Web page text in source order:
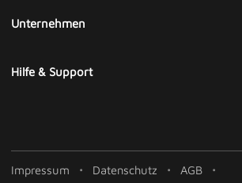
Unternehmen
Hilfe & Support
Impressum Datenschutz
AGB